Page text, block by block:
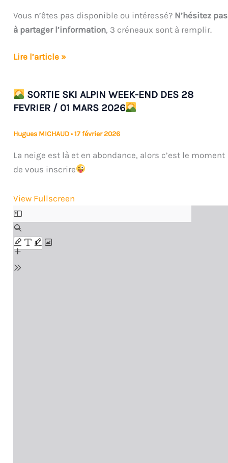
Vous n’êtes pas disponible ou intéressé? N’hésitez pas
à partager l’information, 3 créneaux sont à remplir.
Venez
ou
profiter
!
Lire l’article »
SORTIE SKI ALPIN WEEK-END DES 28
FEVRIER / 01 MARS 2026
Hugues MICHAUD•17 février 2026
La neige est là et en abondance, alors c’est le moment
de vous inscrire
View Fullscreen
Aller
au
contenu
PDF